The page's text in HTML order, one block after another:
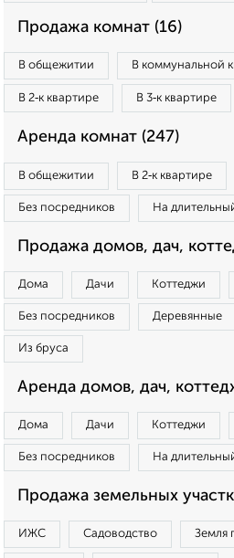
Продажа комнат (16)
В общежитии В коммунальной
В 2‑к квартире В 3‑к квартире
Аренда комнат (247)
В общежитии В 2‑к квартире
Без посредников На
Продажа домов, дач,
Дома Дачи Коттеджи
Без посредников Деревянные
Из бруса
Аренда домов, дач,
Дома Дачи Коттеджи
Без посредников На
Продажа земельных
ИЖС Садоводство Земля